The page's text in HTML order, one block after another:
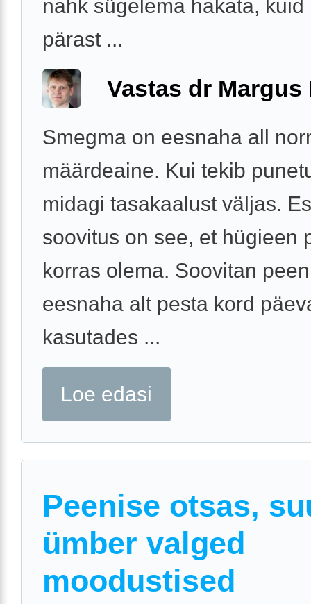
nahk sügelema hakata, kuid
pärast ...
Vastas dr Margus
Smegma on eesnaha all
määrdeaine. Kui tekib
midagi tasakaalust väljas.
soovitus on see, et hügieen
korras olema. Soovitan
eesnaha alt pesta kord
kasutades ...
Loe edasi
Peenise otsas,
ümber valged
moodustised